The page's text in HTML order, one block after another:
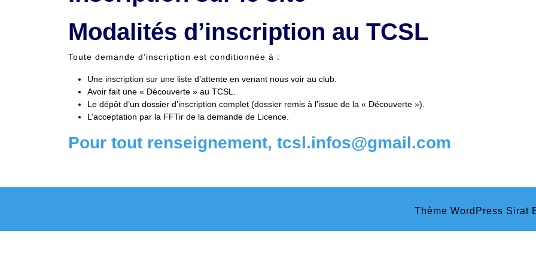
Modalités d’inscription au TCSL
Toute demande d’inscription est conditionnée à :
Une inscription sur une liste d’attente en venant nous voir au club.
Avoir fait une « Découverte » au TCSL.
Le dépôt d’un dossier d’inscription complet (dossier remis à l’issue de la « Découverte »).
L’acceptation par la FFTir de la demande de Licence.
Pour tout renseignement, tcsl.infos@gmail.com
Thème WordPress Sirat